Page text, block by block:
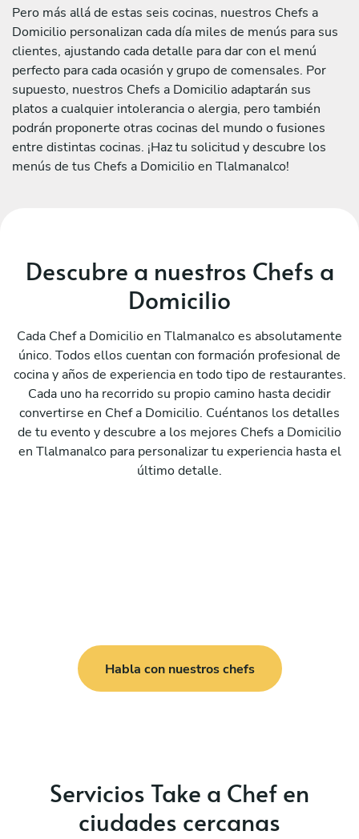
Pero más allá de estas seis cocinas, nuestros Chefs a
Domicilio personalizan cada día miles de menús para sus
clientes, ajustando cada detalle para dar con el menú
perfecto para cada ocasión y grupo de comensales. Por
supuesto, nuestros Chefs a Domicilio adaptarán sus
platos a cualquier intolerancia o alergia, pero también
podrán proponerte otras cocinas del mundo o fusiones
entre distintas cocinas. ¡Haz tu solicitud y descubre los
menús de tus Chefs a Domicilio en Tlalmanalco!
Descubre a nuestros Chefs a
Domicilio
Cada Chef a Domicilio en Tlalmanalco es absolutamente
único. Todos ellos cuentan con formación profesional de
cocina y años de experiencia en todo tipo de restaurantes.
Cada uno ha recorrido su propio camino hasta decidir
convertirse en Chef a Domicilio. Cuéntanos los detalles
de tu evento y descubre a los mejores Chefs a Domicilio
en Tlalmanalco para personalizar tu experiencia hasta el
último detalle.
Habla con nuestros chefs
Servicios Take a Chef en
ciudades cercanas